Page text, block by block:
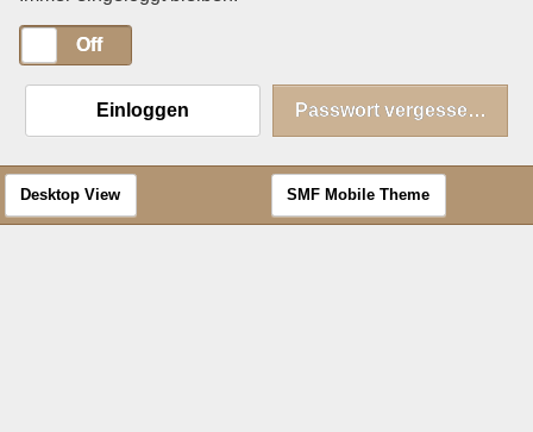
Off
Einloggen Passwort vergessen?
Desktop View SMF Mobile Theme